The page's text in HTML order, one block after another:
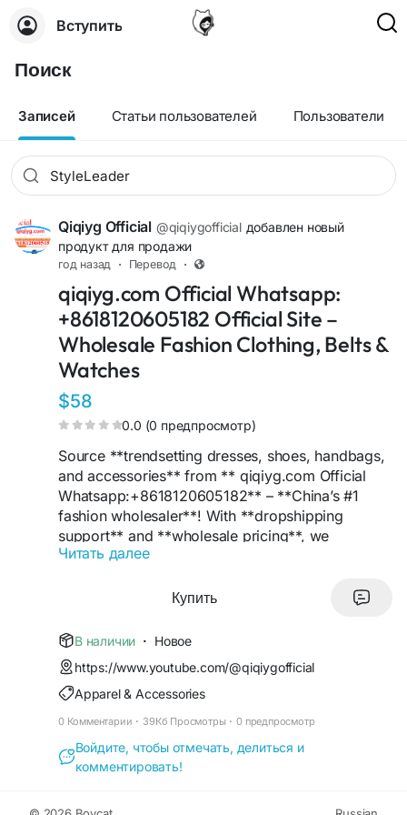
Вступить
Поиск
Записей Статьи пользователей Пользователи
Qiqiyg Official @qiqiygofficial добавлен новый
продукт для продажи
год назад · Перевод ·
qiqiyg.com Official Whatsapp:
+8618120605182 Official Site –
Wholesale Fashion Clothing, Belts &
Watches
$58
0.0 (0 предпросмотр)
Source **trendsetting dresses, shoes, handbags,
and accessories** from ** qiqiyg.com Official
Whatsapp:+8618120605182** – **China’s #1
fashion wholesaler**! With **dropshipping
support** and **wholesale pricing**, we
empower retailers to offer **luxury styles** at
MOQs**, **eco-friendly packaging**, and
trendsetter** in your market – order now!
**#ChinaSupplier#FashionWholesale
#DressTrends #ShoeDeals
#TopSupplier #QiqiygOfficial #Dropshipping
#TrendyStyles #BoutiqueFashion #OnlineRetail
#StyleLeader #ProfitBoost
Читать далее
Купить
В наличии · Новое
https://www.youtube.com/@qiqiygofficial
Apparel & Accessories
0 Комментарии · 39Кб Просмотры · 0 предпросмотр
Войдите, чтобы отмечать, делиться и
комментировать!